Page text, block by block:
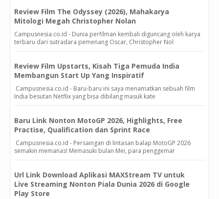
Review Film The Odyssey (2026), Mahakarya
Mitologi Megah Christopher Nolan
Campusnesia.co.id - Dunia perfilman kembali diguncang oleh karya
terbaru dari sutradara pemenang Oscar, Christopher Nol
Review Film Upstarts, Kisah Tiga Pemuda India
Membangun Start Up Yang Inspiratif
Campusnesia.co.id - Baru-baru ini saya menamatkan sebuah film
India besutan Netflix yang bisa dibilang masuk kate
Baru Link Nonton MotoGP 2026, Highlights, Free
Practise, Qualification dan Sprint Race
Campusnesia.co.id - Persaingan di lintasan balap MotoGP 2026
semakin memanas! Memasuki bulan Mei, para penggemar
Url Link Download Aplikasi MAXStream TV untuk
Live Streaming Nonton Piala Dunia 2026 di Google
Play Store